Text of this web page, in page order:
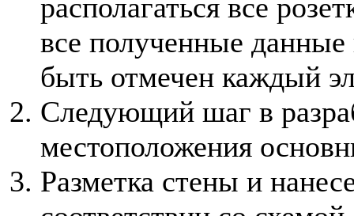
располагаться все
все полученные
быть отмечен каждый
Следующий шаг в
местоположения
Разметка стены и